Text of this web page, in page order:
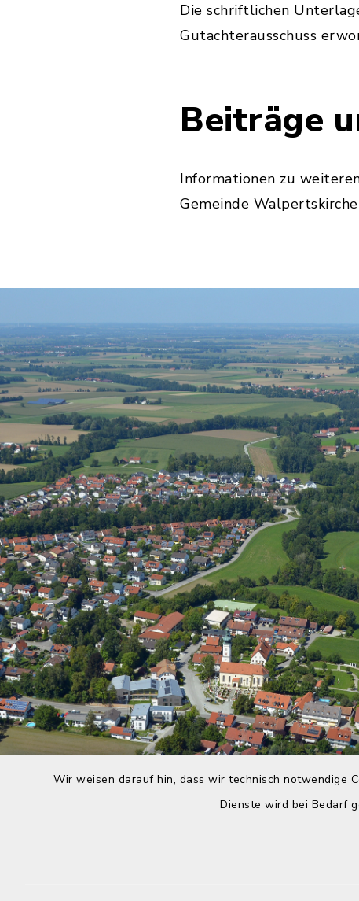
Wir weisen darauf hin, dass wir technisch notwendige
Dienste wird bei Bedarf
Die schriftlichen
Gutachterausschuss
Beiträge
Informationen zu
Gemeinde